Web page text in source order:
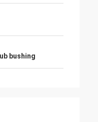
bushing